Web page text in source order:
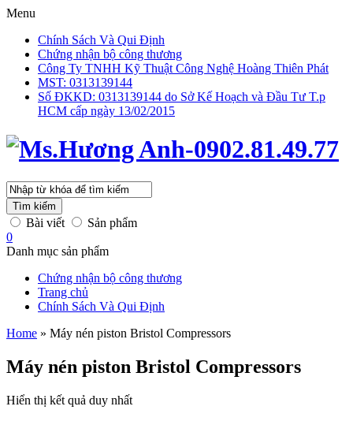
Menu
Chính Sách Và Qui Định
Chứng nhận bộ công thương
Công Ty TNHH Kỹ Thuật Công Nghệ Hoàng Thiên Phát
MST: 0313139144
Số ĐKKD: 0313139144 do Sở Kế Hoạch và Đầu Tư T.p
HCM cấp ngày 13/02/2015
Tìm kiếm
Bài viết
Sản phẩm
0
Danh mục sản phẩm
Chứng nhận bộ công thương
Trang chủ
Chính Sách Và Qui Định
Home » Máy nén piston Bristol Compressors
Máy nén piston Bristol Compressors
Hiển thị kết quả duy nhất